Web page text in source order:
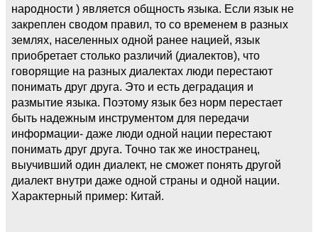
народности ) является общность языка. Если язык не
закреплен сводом правил, то со временем в разных
землях, населенных одной ранее нацией, язык
приобретает столько различий (диалектов), что
говорящие на разных диалектах люди перестают
понимать друг друга. Это и есть деградация и
размытие языка. Поэтому язык без норм перестает
быть надежным инструментом для передачи
информации- даже люди одной нации перестают
понимать друг друга. Точно так же иностранец,
выучивший один диалект, не сможет понять другой
диалект внутри даже одной страны и одной нации.
Характерный пример: Китай.